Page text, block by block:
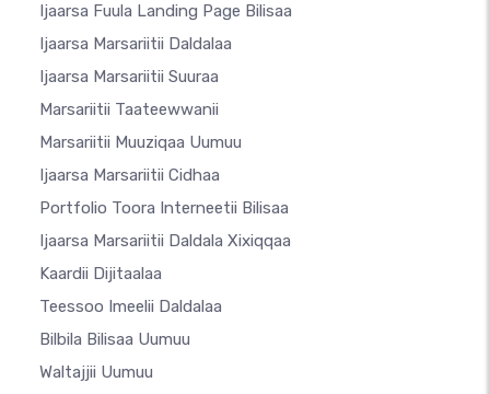
Ijaarsa Fuula Landing Page Bilisaa
Ijaarsa Marsariitii Daldalaa
Ijaarsa Marsariitii Suuraa
Marsariitii Taateewwanii
Marsariitii Muuziqaa Uumuu
Ijaarsa Marsariitii Cidhaa
Portfolio Toora Interneetii Bilisaa
Ijaarsa Marsariitii Daldala Xixiqqaa
Kaardii Dijitaalaa
Teessoo Imeelii Daldalaa
Bilbila Bilisaa Uumuu
Waltajjii Uumuu